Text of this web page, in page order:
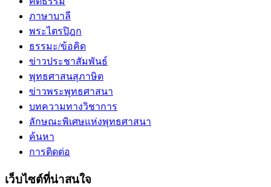
ภาษาบาลี
พระไตรปิฎก
ธรรมะ/ข้อคิด
ข่าวประชาสัมพันธ์
พุทธศาสนสุภาษิต
ข่าวพระพุทธศาสนา
บทความทางวิชาการ
ลักษณะพิเศษแห่งพุทธศาสนา
ค้นหา
การติดต่อ
เว็บไซต์ที่น่าสนใจ